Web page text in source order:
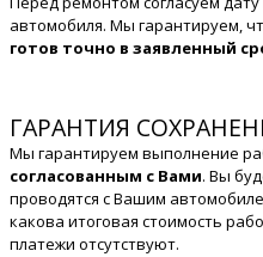
автомобиля. Мы гарантируем,
готов точно в заявленный
ГАРАНТИЯ
Мы гарантируем выполнение
согласованным с Вами. Вы
проводятся с Вашим
какова итоговая стоимость
платежи отсутствуют.